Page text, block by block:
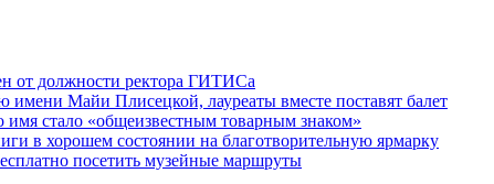
от должности ректора ГИТИСа
Майи Плисецкой, лауреаты вместе поставят балет
стало «общеизвестным товарным знаком»
в хорошем состоянии на благотворительную ярмарку
посетить музейные маршруты